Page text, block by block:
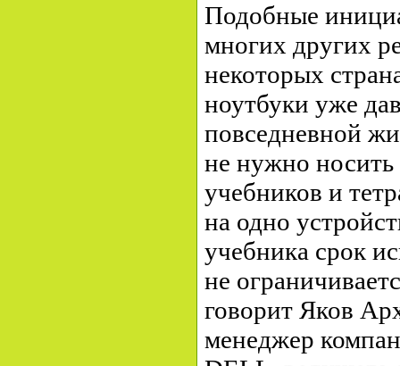
Подобные
многих других
некоторых
ноутбуки уже
повседневной
не нужно носить
учебников и
на одно
учебника срок
не
говорит Яков
менеджер